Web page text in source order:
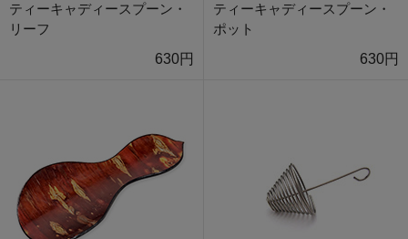
ティーキャディースプーン・
リーフ
630円
ティーキャディースプーン・
ポット
630円